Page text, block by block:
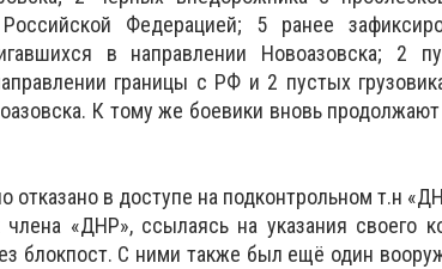
Федерацией; 5 ранее
в направлении Новоазовска; 2
границы с РФ и 2 пустых
К тому же боевики вновь продолжают
в доступе на подконтрольном т.н
«ДНР», ссылаясь на указания своего
блокпост. С ними также был ещё один